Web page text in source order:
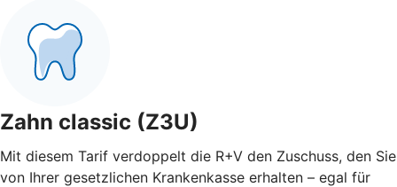
Zahn classic (Z3U)
Mit diesem Tarif verdoppelt die R+V den Zuschuss, den Sie
von Ihrer gesetzlichen Krankenkasse erhalten – egal für